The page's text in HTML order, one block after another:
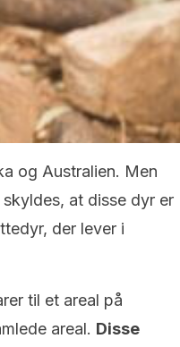
og Australien. Men
at disse dyr er
der lever i
til et areal på
areal. Disse